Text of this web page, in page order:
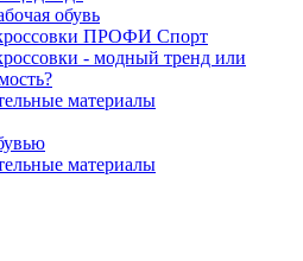
обувь
ПРОФИ Спорт
- модный тренд или
материалы
материалы